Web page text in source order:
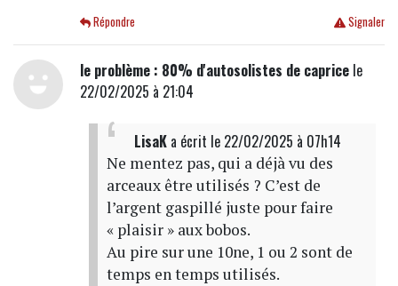
Signaler
Répondre
le problème : 80% d'autosolistes de capricele
22/02/2025 à 21:04
LisaKa écrit le 22/02/2025 à 07h14
Ne mentez pas, qui a déjà vu des
arceaux être utilisés ? C’est de
l’argent gaspillé juste pour faire
« plaisir » aux bobos.
Au pire sur une 10ne, 1 ou 2 sont de
temps en temps utilisés.